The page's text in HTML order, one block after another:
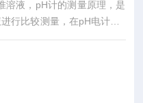
溶液，pH计的测量原理，是
行比较测量，在pH电计、p
DH缓冲液是标准物质，用